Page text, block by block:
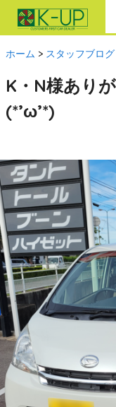
ホーム > スタッフブログ
K・N様あり
(*’ω’*)